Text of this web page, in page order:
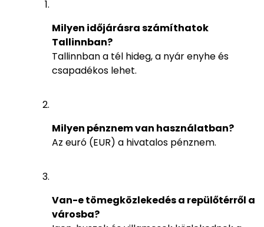
Milyen időjárásra számíthatok
Tallinnban?
Tallinnban a tél hideg, a nyár enyhe és
csapadékos lehet.
Milyen pénznem van használatban?
Az euró (EUR) a hivatalos pénznem.
Van-e tömegközlekedés a repülőtérről a
városba?